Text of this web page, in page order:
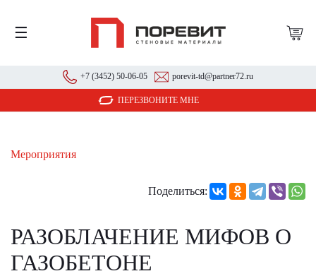
☰
+7 (3452) 50-06-05 porevit-td@partner72.ru
ПЕРЕЗВОНИТЕ МНЕ
Мероприятия
Поделиться:
РАЗОБЛАЧЕНИЕ МИФОВ О
ГАЗОБЕТОНЕ